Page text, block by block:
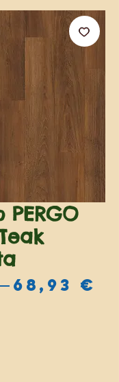
Prezzo
68,93 €